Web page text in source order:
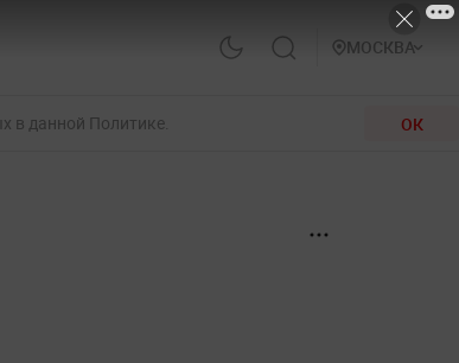
МОСКВА
в данной Политике. ОК